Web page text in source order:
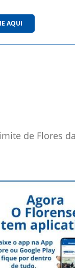
AQUI
de Flores